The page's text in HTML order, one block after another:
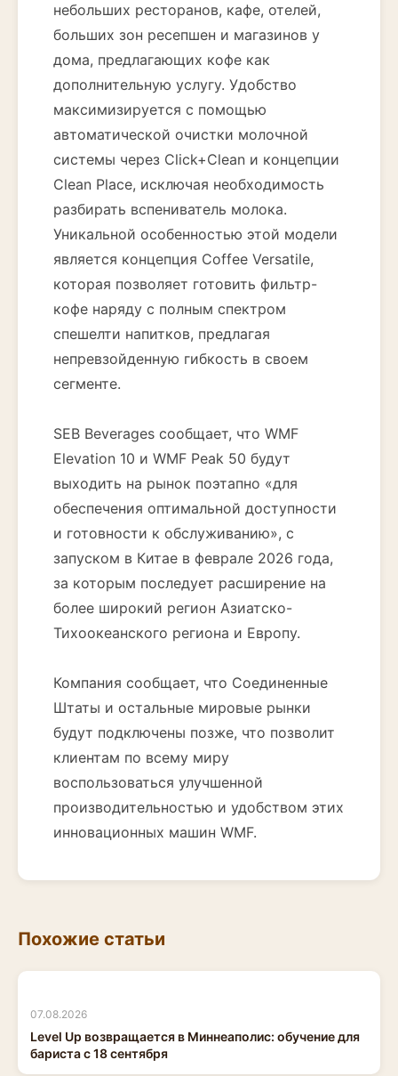
небольших ресторанов, кафе, отелей,
больших зон ресепшен и магазинов у
дома, предлагающих кофе как
дополнительную услугу. Удобство
максимизируется с помощью
автоматической очистки молочной
системы через Click+Clean и концепции
Clean Place, исключая необходимость
разбирать вспениватель молока.
Уникальной особенностью этой модели
является концепция Coffee Versatile,
которая позволяет готовить фильтр-
кофе наряду с полным спектром
спешелти напитков, предлагая
непревзойденную гибкость в своем
сегменте.
SEB Beverages сообщает, что WMF
Elevation 10 и WMF Peak 50 будут
выходить на рынок поэтапно «для
обеспечения оптимальной доступности
и готовности к обслуживанию», с
запуском в Китае в феврале 2026 года,
за которым последует расширение на
более широкий регион Азиатско-
Тихоокеанского региона и Европу.
Компания сообщает, что Соединенные
Штаты и остальные мировые рынки
будут подключены позже, что позволит
клиентам по всему миру
воспользоваться улучшенной
производительностью и удобством этих
инновационных машин WMF.
Похожие статьи
07.08.2026
Level Up возвращается в Миннеаполис: обучение для
бариста с 18 сентября